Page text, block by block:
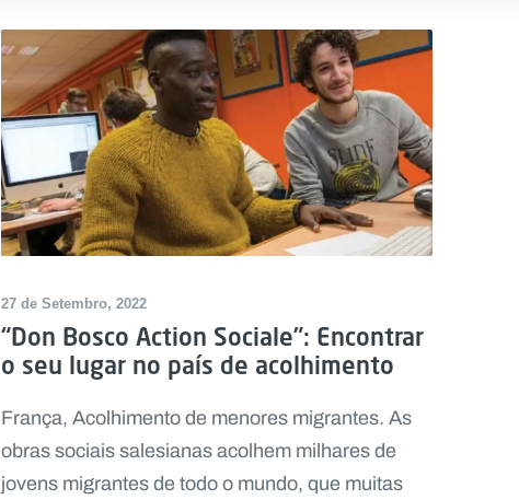
27 de Setembro, 2022
“Don Bosco Action Sociale”: Encontrar
o seu lugar no país de acolhimento
França, Acolhimento de menores migrantes. As
obras sociais salesianas acolhem milhares de
jovens migrantes de todo o mundo, que muitas